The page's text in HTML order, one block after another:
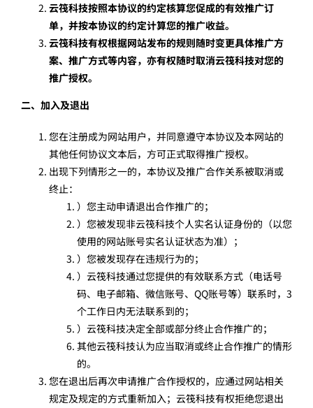
云筏科技按照本协议的约定核算您促成的有效推广订
单，并按本协议的约定计算您的推广收益。
云筏科技有权根据网站发布的规则随时变更具体推广方
案、推广方式等内容，亦有权随时取消云筏科技对您的
推广授权。
二、加入及退出
您在注册成为网站用户，并同意遵守本协议及本网站的
其他任何协议文本后，方可正式取得推广授权。
出现下列情形之一的，本协议及推广合作关系被取消或
终止：
）您主动申请退出合作推广的；
）您被发现非云筏科技个人实名认证身份的（以您
使用的网站账号实名认证状态为准）；
）您被发现存在违规行为的；
）云筏科技通过您提供的有效联系方式（电话号
码、电子邮箱、微信账号、QQ账号等）联系时，3
个工作日内无法联系到的；
）云筏科技决定全部或部分终止合作推广的；
其他云筏科技认为应当取消或终止合作推广的情形
的。
您在退出后再次申请推广合作授权的，应通过网站相关
规定及规定的方式重新加入；云筏科技有权拒绝您退出